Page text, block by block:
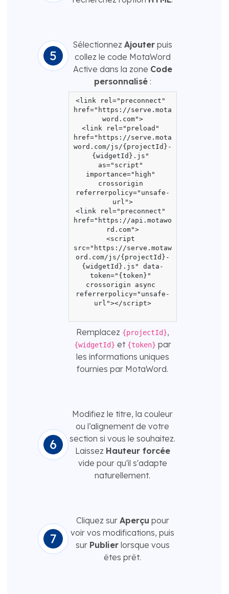
SélectionnezAjouter puis
collez le code MotaWord
Active dans la zone Code
personnalisé:
<link rel="preconnect"
href="https://serve.mota
word.com">
<link rel="preload"
href="https://serve.mota
word.com/js/{projectId}-
{widgetId}.js"
as="script"
importance="high"
crossorigin
referrerpolicy="unsafe-
url">
<link rel="preconnect"
href="https://api.motawo
rd.com">
<script
src="https://serve.motaw
ord.com/js/{projectId}-
{widgetId}.js" data-
token="{token}"
crossorigin async
referrerpolicy="unsafe-
url"></script>
Remplacez {projectId},
{widgetId} et {token} par
les informations uniques
fournies par MotaWord.
Modifiez le titre, la couleur
ou l’alignement de votre
section si vous le souhaitez.
Laissez Hauteur forcée
vide pour qu'il s'adapte
naturellement.
Cliquez sur Aperçu pour
voir vos modifications, puis
sur Publierlorsque vous
êtes prêt.